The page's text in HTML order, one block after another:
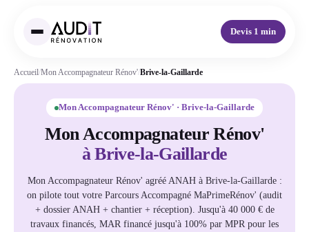
Devis 1 min
Accueil/Mon Accompagnateur Rénov'/Brive-la-Gaillarde
Mon Accompagnateur Rénov' · Brive-la-Gaillarde
Mon Accompagnateur Rénov'
à Brive-la-Gaillarde
Mon Accompagnateur Rénov' agréé ANAH à Brive-la-Gaillarde :
on pilote tout votre Parcours Accompagné MaPrimeRénov' (audit
+ dossier ANAH + chantier + réception). Jusqu'à 40 000 € de
travaux financés, MAR financé jusqu'à 100% par MPR pour les